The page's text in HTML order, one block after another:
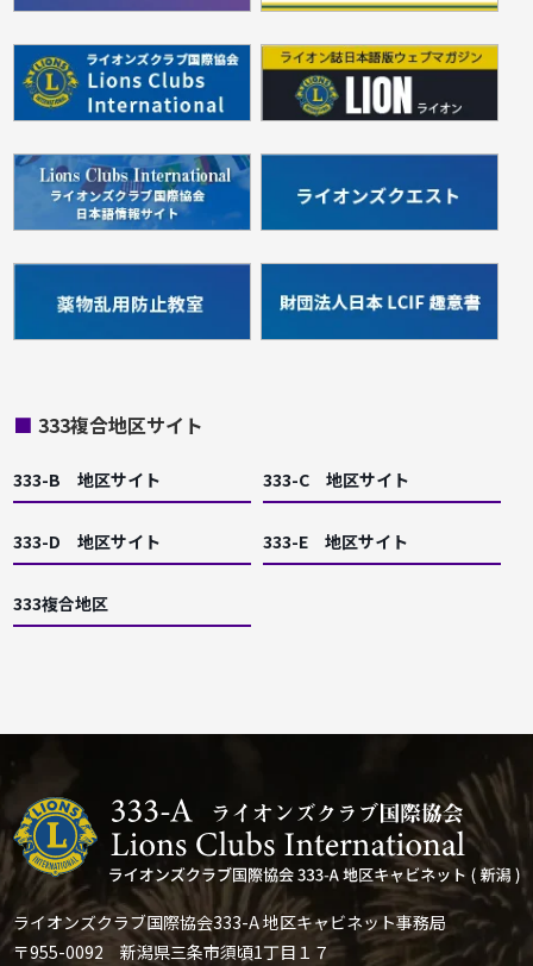
■ 333複合地区サイト
333-B 地区サイト 333-C 地区サイト
333-D 地区サイト 333-E 地区サイト
333複合地区
ライオンズクラブ国際協会333-A 地区キャビネット事務局
〒955-0092 新潟県三条市須頃1丁目１７